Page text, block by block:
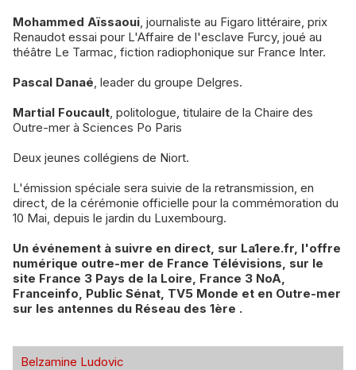
Mohammed Aïssaoui, journaliste au Figaro littéraire, prix
Renaudot essai pour L'Affaire de l'esclave Furcy, joué au
théâtre Le Tarmac, fiction radiophonique sur France Inter.
Pascal Danaé, leader du groupe Delgres.
Martial Foucault, politologue, titulaire de la Chaire des
Outre-mer à Sciences Po Paris
Deux jeunes collégiens de Niort.
L'émission spéciale sera suivie de la retransmission, en
direct, de la cérémonie officielle pour la commémoration du
10 Mai, depuis le jardin du Luxembourg.
Un événement à suivre en direct, sur La1ere.fr, l'offre
numérique outre-mer de France Télévisions, sur le
site France 3 Pays de la Loire, France 3 NoA,
Franceinfo, Public Sénat, TV5 Monde et en Outre-mer
sur les antennes du Réseau des 1ère .
Belzamine Ludovic